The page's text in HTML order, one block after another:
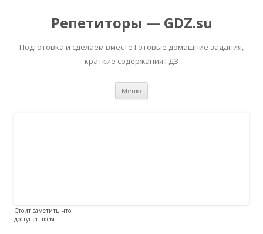
Репетиторы — GDZ.su
Подготовка и сделаем вместе Готовые домашние задания,
краткие содержания ГДЗ
Меню
Стоит заметить что
доступен всем.